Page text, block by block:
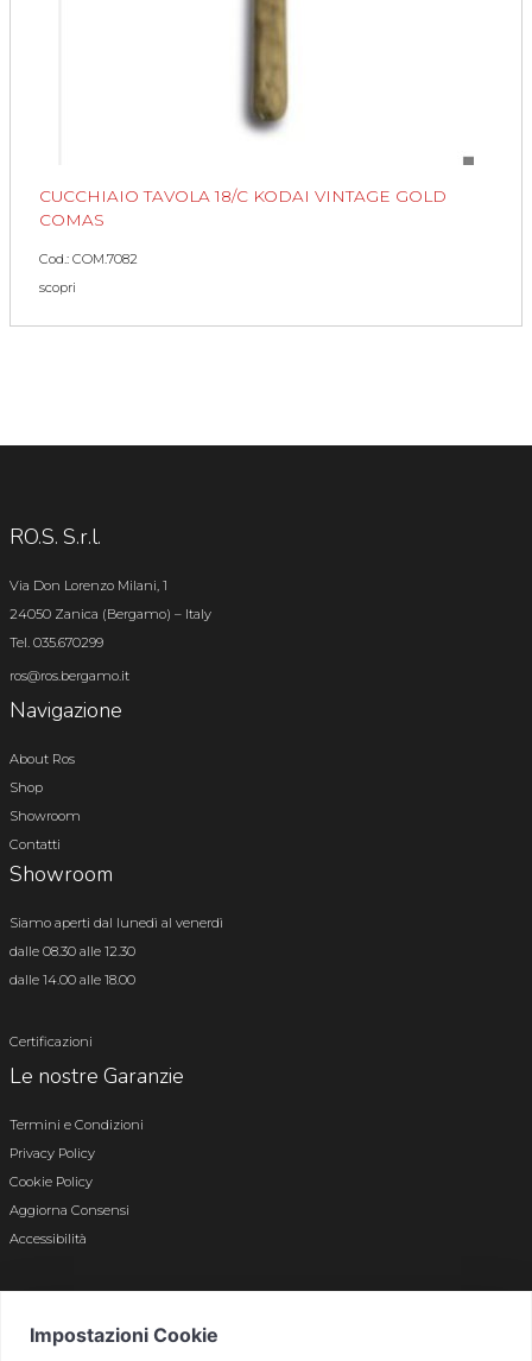
CUCCHIAIO TAVOLA 18/C KODAI VINTAGE GOLD
COMAS
Cod.: COM.7082
scopri
RO.S. S.r.l.
Via Don Lorenzo Milani, 1
24050 Zanica (Bergamo) – Italy
Tel. 035.670299
ros@ros.bergamo.it
Navigazione
About Ros
Shop
Showroom
Contatti
Showroom
Siamo aperti dal lunedì al venerdì
dalle 08.30 alle 12.30
dalle 14.00 alle 18.00
Certificazioni
Le nostre Garanzie
Termini e Condizioni
Privacy Policy
Cookie Policy
Aggiorna Consensi
Accessibilità